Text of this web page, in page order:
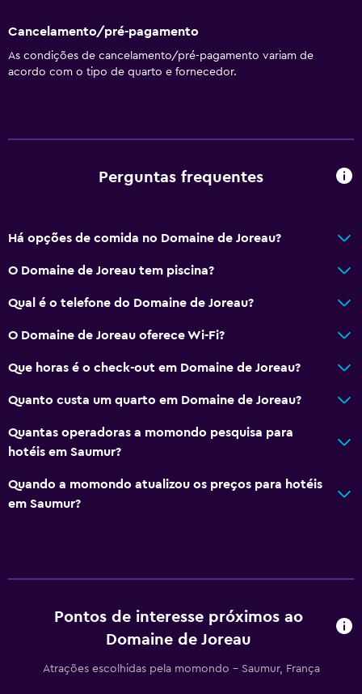
Cancelamento/pré-pagamento
As condições de cancelamento/pré-pagamento variam de
acordo com o tipo de quarto e fornecedor.
Perguntas frequentes
Há opções de comida no Domaine de Joreau?
O Domaine de Joreau tem piscina?
Qual é o telefone do Domaine de Joreau?
O Domaine de Joreau oferece Wi-Fi?
Que horas é o check-out em Domaine de Joreau?
Quanto custa um quarto em Domaine de Joreau?
Quantas operadoras a momondo pesquisa para
hotéis em Saumur?
Quando a momondo atualizou os preços para hotéis
em Saumur?
Pontos de interesse próximos ao
Domaine de Joreau
Atrações escolhidas pela momondo - Saumur, França